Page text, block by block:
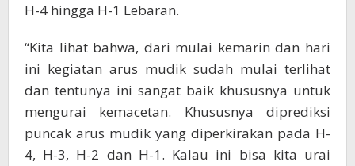
H-4 hingga H-1 Lebaran.
“Kita lihat bahwa, dari mulai kemarin dan hari
ini kegiatan arus mudik sudah mulai terlihat
dan tentunya ini sangat baik khususnya untuk
mengurai kemacetan. Khususnya diprediksi
puncak arus mudik yang diperkirakan pada H-
4, H-3, H-2 dan H-1. Kalau ini bisa kita urai